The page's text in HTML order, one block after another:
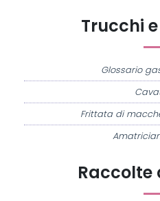
Raccolte
Trucchi
Glossario
Frittata di